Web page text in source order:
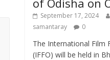
September 17, 2024
samantaray
0
The International Film
(IFFO) will be held in